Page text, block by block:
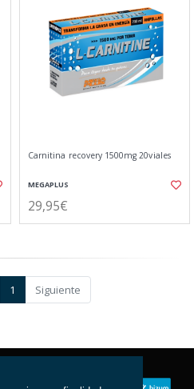
Carnitina recovery 1500mg 20viales
MEGAPLUS
29,95€
1 Siguiente